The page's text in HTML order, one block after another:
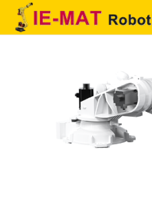
QUIENES SOMOS
PRODUCTOS
SOLUCIONES